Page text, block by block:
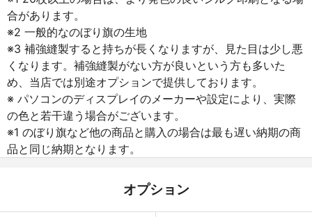
合があります。
※2 一般的なのぼり旗の生地
※3 補強縫製すると持ちが長くなりますが、見た目は少し悪
くなります。補強縫製がない方が良いという方も多いた
め、当店では別途オプションで提供しております。
※ パソコンのディスプレイのメーカーや設定により、実際
の色と若干違う場合がございます。
※1 のぼり旗など他の商品と購入の場合は最も遅い納期の商
品と同じ納期となります。
オプション